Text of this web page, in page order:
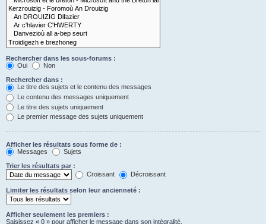
Rechercher dans les sous-forums :
Oui
Non
Rechercher dans :
Le titre des sujets et le contenu des messages
Le contenu des messages uniquement
Le titre des sujets uniquement
Le premier message des sujets uniquement
Afficher les résultats sous forme de :
Messages
Sujets
Trier les résultats par :
Croissant
Décroissant
Limiter les résultats selon leur ancienneté :
Afficher seulement les premiers :
Saisissez « 0 » pour afficher le message dans son intégralité.